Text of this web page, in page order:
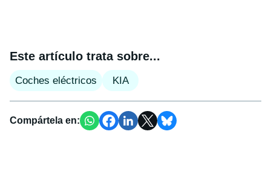
Este artículo trata sobre...
Coches eléctricos KIA
Compártela en: